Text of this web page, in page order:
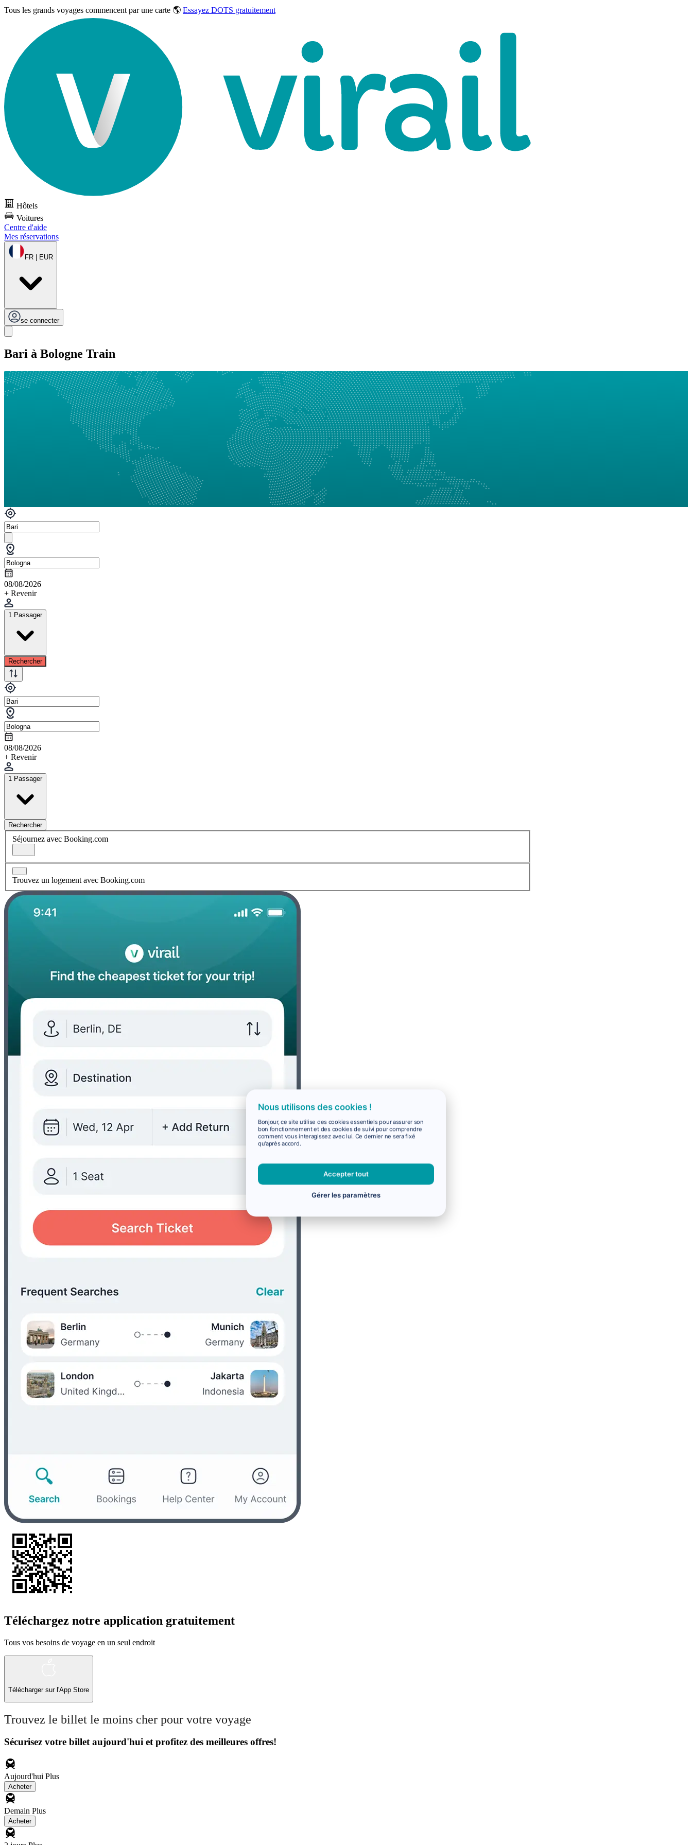
Tous les grands voyages commencent par une carte 🌎 Essayez DOTS gratuitement
Hôtels
Voitures
Centre d'aide
Mes réservations
FR | EUR
se connecter
Bari à Bologne Train
08/08/2026
+ Revenir
1 Passager
Rechercher
08/08/2026
+ Revenir
1 Passager
Rechercher
Séjournez avec Booking.com
Trouvez un logement avec Booking.com
Téléchargez notre application gratuitement
Tous vos besoins de voyage en un seul endroit
Télécharger sur l'App Store
Trouvez le billet le moins cher pour votre voyage
Sécurisez votre billet aujourd'hui et profitez des meilleures offres!
Aujourd'hui Plus
Acheter
Demain Plus
Acheter
Nous utilisons des cookies !
Bonjour, ce site utilise des cookies essentiels pour assurer son
bon fonctionnement et des cookies de suivi pour comprendre
comment vous interagissez avec lui. Ce dernier ne sera fixé
qu'après accord.
Accepter tout
Gérer les paramètres